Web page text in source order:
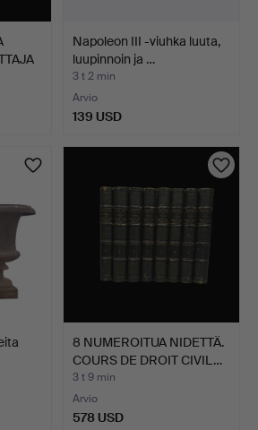
Napoleon III -viuhka luuta,
luupinnoin ja …
3 t 2 min
Arvio
139 USD
8 NUMEROITUA NIDETTÄ.
COURS DE DROIT CIVIL…
3 t 9 min
Arvio
578 USD